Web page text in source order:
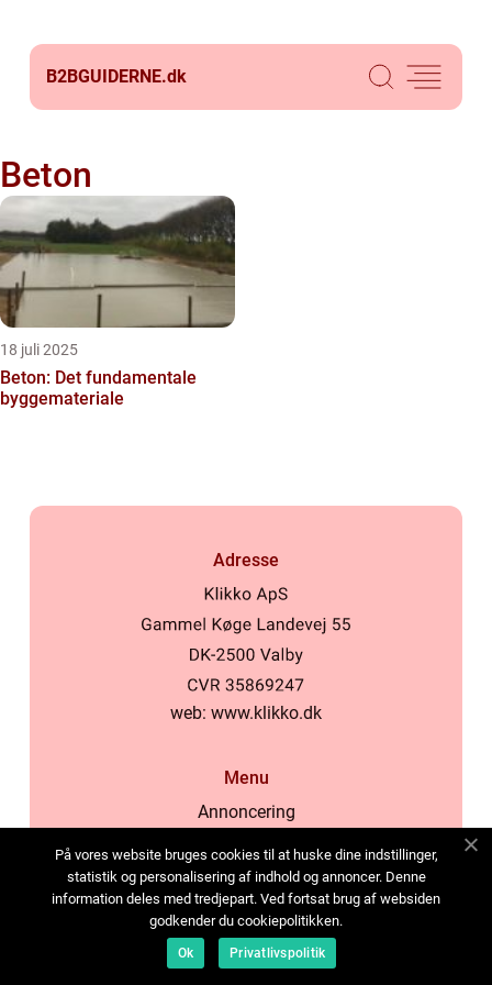
B2BGUIDERNE.dk
Beton
18 juli 2025
Beton: Det fundamentale
byggemateriale
Adresse
web: www.klikko.dk
Menu
Annoncering
Cookies
Kontakt os
Sitemap
På vores website bruges cookies til at huske dine indstillinger,
statistik og personalisering af indhold og annoncer. Denne
information deles med tredjepart. Ved fortsat brug af websiden
godkender du cookiepolitikken.
Ok Privatlivspolitik